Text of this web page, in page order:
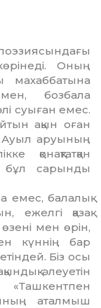
Оның
махаббатына
бозбала
суыған емес.
ақын оған
аруының
қонақтатқан
бұл сарынды
емес, балалық
ежелгі қазақ
мен өрін,
күннің бар
Біз осы
әлеуетін
«Ташкентпен
аталмыш